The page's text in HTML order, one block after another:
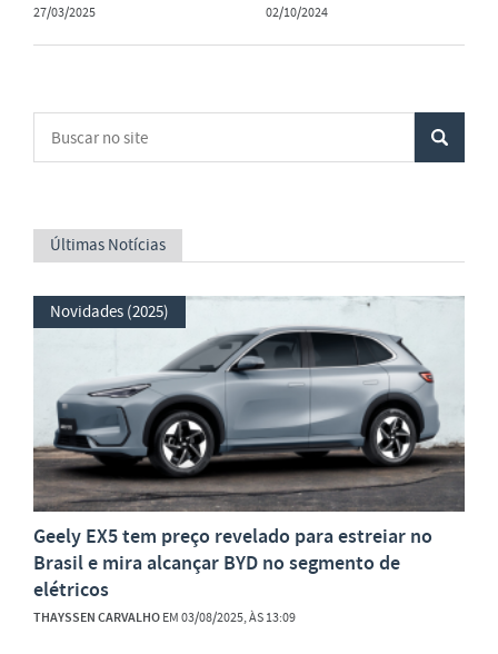
27/03/2025 02/10/2024
Últimas Notícias
Novidades (2025)
Geely EX5 tem preço revelado para estreiar no
Brasil e mira alcançar BYD no segmento de
elétricos
THAYSSEN CARVALHOEM 03/08/2025, ÀS 13:09